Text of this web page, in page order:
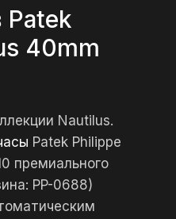
Patek
40mm
Nautilus.
Patek Philippe
премиального
PP-0688)